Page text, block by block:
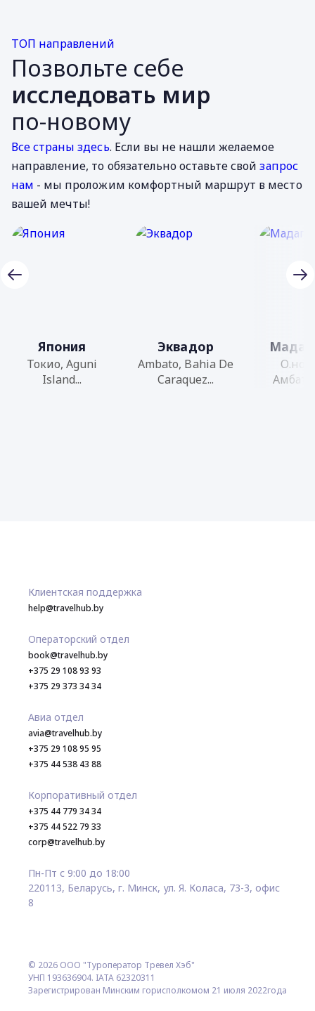
ТОП направлений
Позвольте себе
исследовать мир
по-новому
Все страны здесь. Если вы не нашли желаемое
направление, то обязательно оставьте свойзапрос
нам - мы проложим комфортный маршрут в место
вашей мечты!
Япония
Токио, Aguni
Island...
Эквадор
Ambato, Bahia De
Caraquez...
Клиентская поддержка
help@travelhub.by
Операторский отдел
book@travelhub.by
+375 29 108 93 93
+375 29 373 34 34
Авиа отдел
avia@travelhub.by
+375 29 108 95 95
+375 44 538 43 88
Корпоративный отдел
+375 44 779 34 34
+375 44 522 79 33
corp@travelhub.by
Пн-Пт с 9:00 до 18:00
220113, Беларусь, г. Минск, ул. Я. Коласа, 73-3, офис
8
© 2026 ООО "Туроператор Тревел Хэб"
УНП 193636904. IATA 62320311
Зарегистрирован Минским горисполкомом 21 июля 2022года